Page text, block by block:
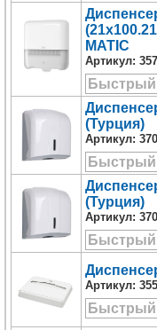
MATIC
Артикул:
(Турция)
Артикул:
(Турция)
Артикул:
Артикул: